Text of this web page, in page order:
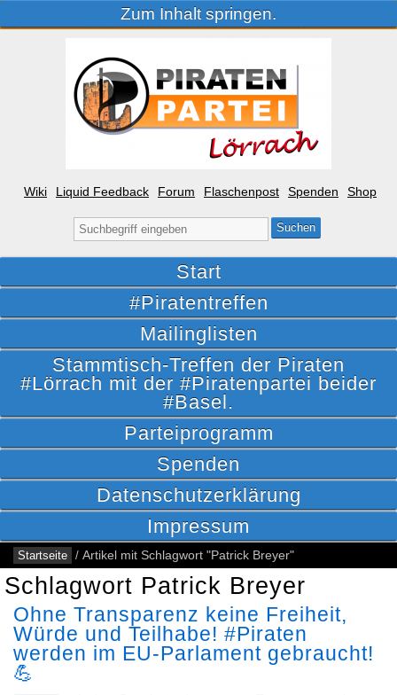
Zum Inhalt springen.
Wiki Liquid Feedback Forum Flaschenpost Spenden Shop
Suche
nach:
Start
#Piratentreffen
Mailinglisten
Stammtisch-Treffen der Piraten
#Lörrach mit der #Piratenpartei beider
#Basel.
Parteiprogramm
Spenden
Datenschutzerklärung
Impressum
Startseite / Artikel mit Schlagwort "Patrick Breyer"
Schlagwort Patrick Breyer
Ohne Transparenz keine Freiheit,
Würde und Teilhabe! #Piraten
werden im EU-Parlament gebraucht!
💪